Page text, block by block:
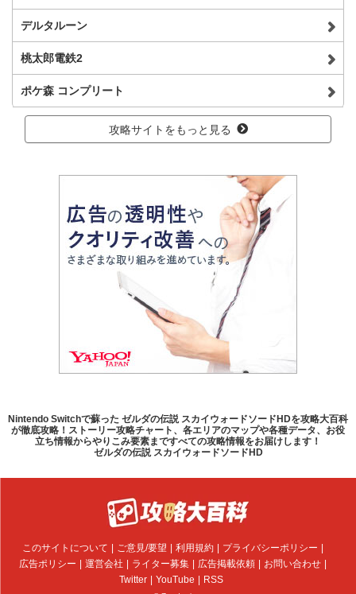
デルタルーン
桃太郎電鉄2
ポケ森 コンプリート
攻略サイトをもっと見る
Nintendo Switchで蘇った ゼルダの伝説 スカイウォードソードHDを攻略大百科
が徹底攻略！ストーリー攻略チャート、各エリアのマップや各種データ、お役
立ち情報からやりこみ要素まですべての攻略情報をお届けします！
ゼルダの伝説 スカイウォードソードHD
このサイトについて ご意見/要望 利用規約
プライバシーポリシー
広告ポリシー
運営会社 ライター募集 広告掲載依頼
お問い合わせ
Twitter
YouTube RSS